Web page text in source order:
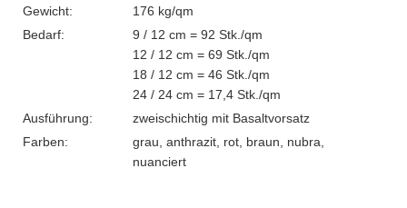
Gewicht:
176 kg/qm
Bedarf:
9 / 12 cm = 92 Stk./qm
12 / 12 cm = 69 Stk./qm
18 / 12 cm = 46 Stk./qm
24 / 24 cm = 17,4 Stk./qm
Ausführung:
zweischichtig mit Basaltvorsatz
Farben:
grau, anthrazit, rot, braun, nubra,
nuanciert